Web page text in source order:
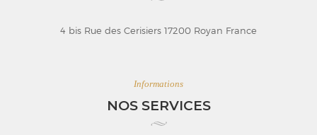
4 bis Rue des Cerisiers 17200 Royan France
Informations
NOS SERVICES